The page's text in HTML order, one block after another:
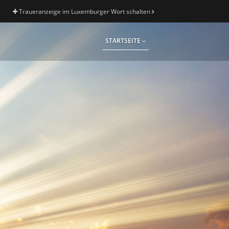
Traueranzeige im Luxemburger Wort schalten
STARTSEITE